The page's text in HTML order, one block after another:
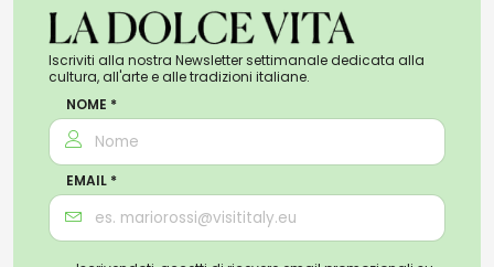
Iscriviti alla nostra Newsletter settimanale dedicata alla
cultura, all'arte e alle tradizioni italiane.
NOME *
EMAIL *